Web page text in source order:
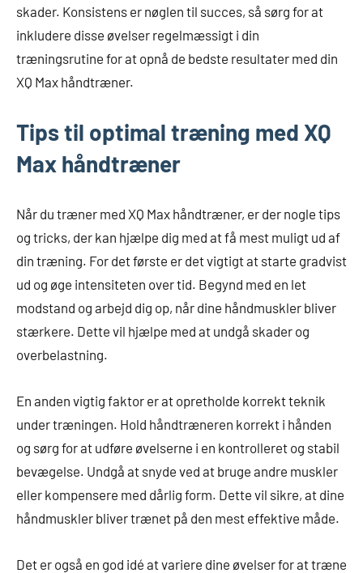
skader. Konsistens er nøglen til succes, så sørg for at
inkludere disse øvelser regelmæssigt i din
træningsrutine for at opnå de bedste resultater med din
XQ Max håndtræner.
Tips til optimal træning med XQ
Max håndtræner
Når du træner med XQ Max håndtræner, er der nogle tips
og tricks, der kan hjælpe dig med at få mest muligt ud af
din træning. For det første er det vigtigt at starte gradvist
ud og øge intensiteten over tid. Begynd med en let
modstand og arbejd dig op, når dine håndmuskler bliver
stærkere. Dette vil hjælpe med at undgå skader og
overbelastning.
En anden vigtig faktor er at opretholde korrekt teknik
under træningen. Hold håndtræneren korrekt i hånden
og sørg for at udføre øvelserne i en kontrolleret og stabil
bevægelse. Undgå at snyde ved at bruge andre muskler
eller kompensere med dårlig form. Dette vil sikre, at dine
håndmuskler bliver trænet på den mest effektive måde.
Det er også en god idé at variere dine øvelser for at træne